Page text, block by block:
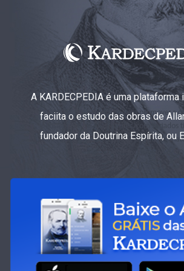
A KARDECPEDIA é uma plataforma
faciita o estudo das obras de
fundador da Doutrina Espírita, ou